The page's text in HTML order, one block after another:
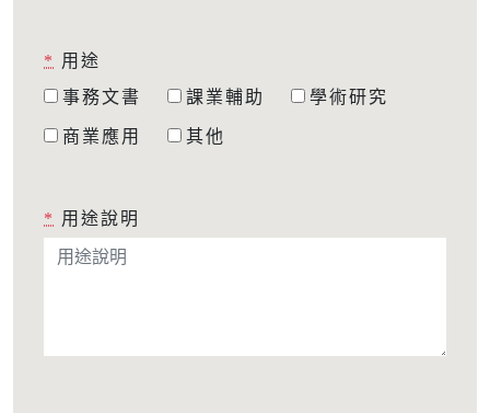
* 用途
事務文書
課業輔助 學術研究
商業應用 其他
* 用途說明